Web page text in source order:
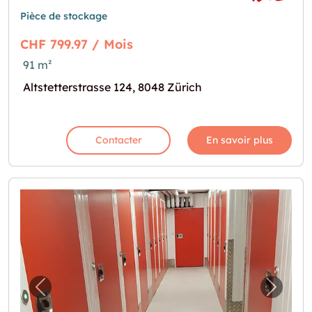
Pièce de stockage
CHF 799.97 / Mois
91 m²
Altstetterstrasse 124, 8048 Zürich
Contacter En savoir plus
Image précédente pour "Lagerräume